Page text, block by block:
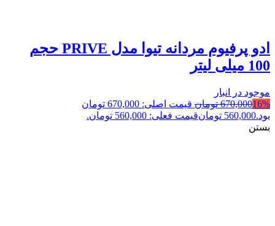
ادو پرفیوم مردانه تیوا مدل PRIVE حجم
100 میلی لیتر
موجود در انبار
16%
670,000 تومان
قیمت اصلی: 670,000 تومان
بود.560,000 تومانقیمت فعلی: 560,000 تومان.
بستن